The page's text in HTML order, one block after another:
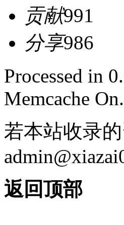
贡献991
分享986
Processed in
Memcache On.
若本站收录
返回顶部